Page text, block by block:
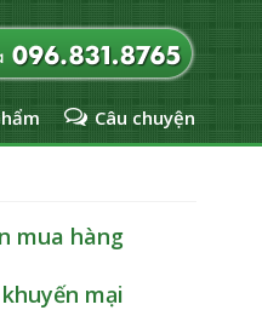
Câu chuyện
mua hàng
mại